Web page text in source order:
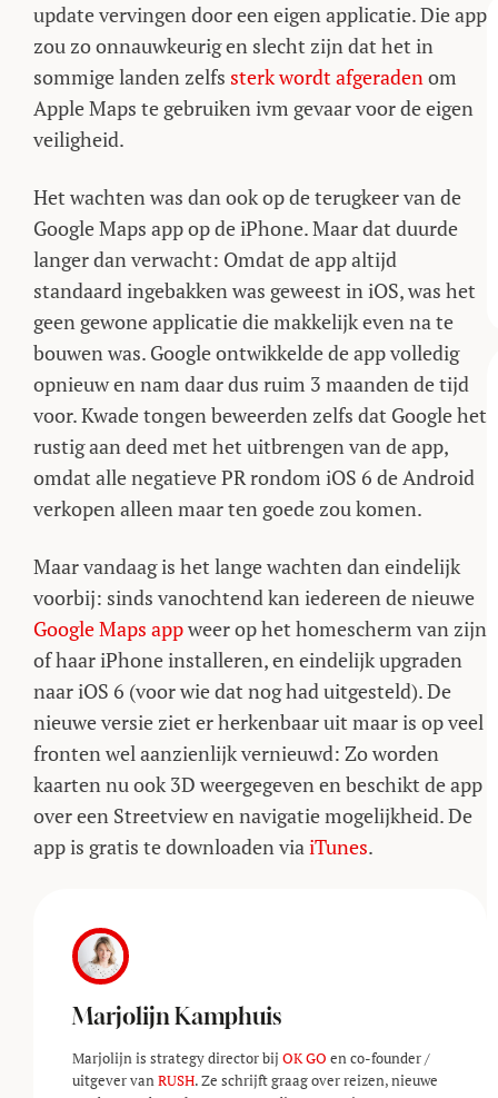
update vervingen door een eigen applicatie. Die app
zou zo onnauwkeurig en slecht zijn dat het in
sommige landen zelfs sterk wordt afgeradenom
Apple Maps te gebruiken ivm gevaar voor de eigen
veiligheid.
Het wachten was dan ook op de terugkeer van de
Google Maps app op de iPhone. Maar dat duurde
langer dan verwacht: Omdat de app altijd
standaard ingebakken was geweest in iOS, was het
geen gewone applicatie die makkelijk even na te
bouwen was. Google ontwikkelde de app volledig
opnieuw en nam daar dus ruim 3 maanden de tijd
voor. Kwade tongen beweerden zelfs dat Google het
rustig aan deed met het uitbrengen van de app,
omdat alle negatieve PR rondom iOS 6 de Android
verkopen alleen maar ten goede zou komen.
Maar vandaag is het lange wachten dan eindelijk
voorbij: sinds vanochtend kan iedereen de nieuwe
Google Maps appweer op het homescherm van zijn
of haar iPhone installeren, en eindelijk upgraden
naar iOS 6 (voor wie dat nog had uitgesteld). De
nieuwe versie ziet er herkenbaar uit maar is op veel
fronten wel aanzienlijk vernieuwd: Zo worden
kaarten nu ook 3D weergegeven en beschikt de app
over een Streetview en navigatie mogelijkheid. De
app is gratis te downloaden viaiTunes.
Marjolijn Kamphuis
Marjolijn is strategy director bij OK GO en co-founder /
uitgever vanRUSH. Ze schrijft graag over reizen, nieuwe